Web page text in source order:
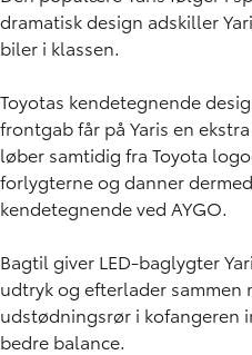
dramatisk design adskiller
biler i klassen.
Toyotas kendetegnende
frontgab får på Yaris en
løber samtidig fra Toyota
forlygterne og danner
kendetegnende ved AYGO.
Bagtil giver LED-baglygter
udtryk og efterlader sammen
udstødningsrør i kofangeren
bedre balance.